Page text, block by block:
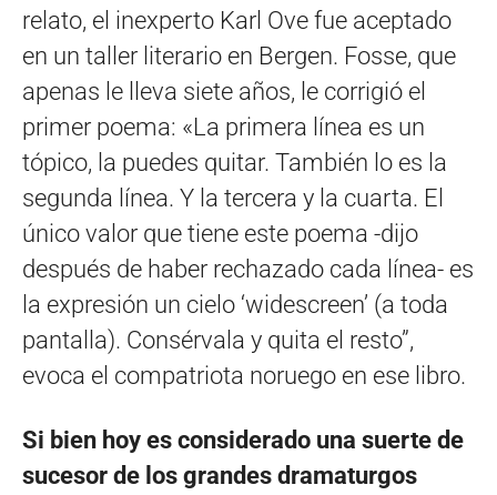
relato, el inexperto Karl Ove fue aceptado
en un taller literario en Bergen. Fosse, que
apenas le lleva siete años, le corrigió el
primer poema: «La primera línea es un
tópico, la puedes quitar. También lo es la
segunda línea. Y la tercera y la cuarta. El
único valor que tiene este poema -dijo
después de haber rechazado cada línea- es
la expresión un cielo ‘widescreen’ (a toda
pantalla). Consérvala y quita el resto”,
evoca el compatriota noruego en ese libro.
Si bien hoy es considerado una suerte de
sucesor de los grandes dramaturgos